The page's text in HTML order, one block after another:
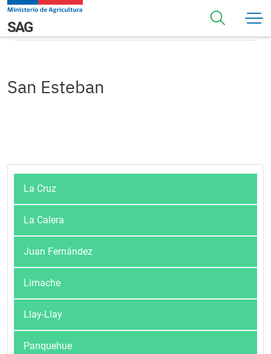
Pasar al contenido principal
Navegación principal
SAGSan Esteban
San Esteban
La Cruz
La Calera
Juan Fernández
Limache
Llay-Llay
Panquehue